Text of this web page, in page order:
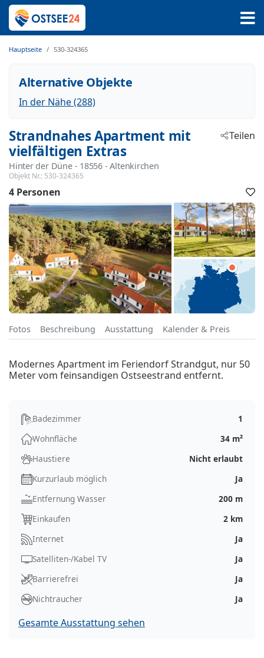
Hauptseite 530-324365
Alternative Objekte
In der Nähe (288)
Strandnahes Apartment mit
vielfältigen Extras
Hinter der Düne - 18556 - Altenkirchen
Objekt Nr.: 530-324365
Teilen
4 Personen
Fotos Beschreibung Ausstattung Kalender & Preis
Modernes Apartment im Feriendorf Strandgut, nur 50
Meter vom feinsandigen Ostseestrand entfernt.
Badezimmer
1
Wohnfläche
34 m²
Haustiere
Nicht erlaubt
Kurzurlaub möglich
Ja
Entfernung Wasser
200 m
Einkaufen
2 km
Internet
Ja
Satelliten-/Kabel TV
Ja
Barrierefrei
Ja
Nichtraucher
Ja
Gesamte Ausstattung sehen